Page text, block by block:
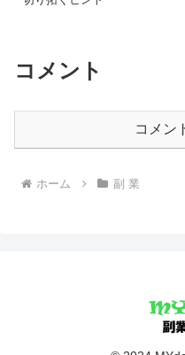
コメント
コメン
ホーム 副 業